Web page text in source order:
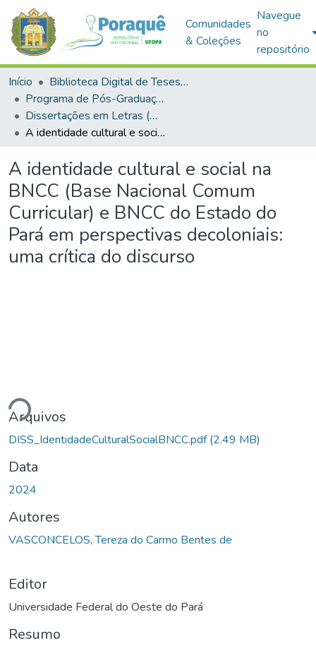
Comunidades
& Coleções
Navegue
no
repositório
Início
Biblioteca Digital de Teses e Dissertações (BDTD)
Programa de Pós-Graduação em Letras (PPGL)
Dissertações em Letras (Mestrado)
A identidade cultural e social na BNCC (Base Nacional Comum Curricular) e BNCC do Estado do Pará em perspectivas decoloniais: uma crítica do discurso
A identidade cultural e social na
BNCC (Base Nacional Comum
Curricular) e BNCC do Estado do
Pará em perspectivas decoloniais:
uma crítica do discurso
Arquivos
DISS_IdentidadeCulturalSocialBNCC.pdf(2.49 MB)
Data
2024
Autores
VASCONCELOS, Tereza do Carmo Bentes de
Editor
Universidade Federal do Oeste do Pará
Resumo